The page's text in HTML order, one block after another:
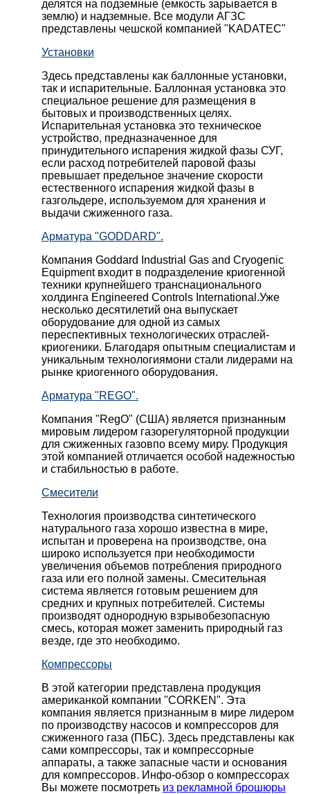
делятся на подземные (емкость зарывается в
землю) и надземные. Все модули АГЗС
представлены чешской компанией "KADATEC"
Установки
Здесь представлены как баллонные установки,
так и испарительные. Баллонная установка это
специальное решение для размещения в
бытовых и производственных целях.
Испарительная установка это техническое
устройство, предназначенное для
принудительного испарения жидкой фазы СУГ,
если расход потребителей паровой фазы
превышает предельное значение скорости
естественного испарения жидкой фазы в
газгольдере, используемом для хранения и
выдачи сжиженного газа.
Арматура "GODDARD".
Компания Goddard Industrial Gas and Cryogenic
Equipment входит в подразделение криогенной
техники крупнейшего транснационального
холдинга Engineered Controls International.Уже
несколько десятилетий она выпускает
оборудование для одной из самых
переспективных технологических отраслей-
криогеники. Благодаря опытным специалистам и
уникальным технологиямони стали лидерами на
рынке криогенного оборудования.
Арматура "REGO".
Компания "RegO" (США) является признанным
мировым лидером газорегуляторной продукции
для сжиженных газовпо всему миру. Продукция
этой компанией отличается особой надежностью
и стабильностью в работе.
Смесители
Технология производства синтетического
натурального газа хорошо известна в мире,
испытан и проверена на производстве, она
широко используется при необходимости
увеличения объемов потребления природного
газа или его полной замены. Смесительная
система является готовым решением для
средних и крупных потребителей. Системы
производят однородную взрывобезопасную
смесь, которая может заменить природный газ
везде, где это необходимо.
Компрессоры
В этой категории представлена продукция
американкой компании "CORKEN". Эта
компания является признанным в мире лидером
по производству насосов и компрессоров для
сжиженного газа (ПБС). Здесь представлены как
сами компрессоры, так и компрессорные
аппараты, а также запасные части и основания
для компрессоров. Инфо-обзор о компрессорах
Вы можете посмотреть из рекламной брошюры